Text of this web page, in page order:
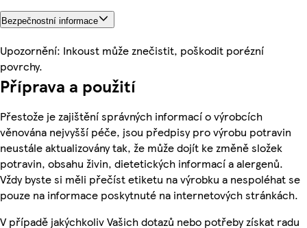
Bezpečnostní informace
Upozornění: Inkoust může znečistit, poškodit porézní
povrchy.
Příprava a použití
Přestože je zajištění správných informací o výrobcích
věnována nejvyšší péče, jsou předpisy pro výrobu potravin
neustále aktualizovány tak, že může dojít ke změně složek
potravin, obsahu živin, dietetických informací a alergenů.
Vždy byste si měli přečíst etiketu na výrobku a nespoléhat se
pouze na informace poskytnuté na internetových stránkách.
V případě jakýchkoliv Vašich dotazů nebo potřeby získat radu